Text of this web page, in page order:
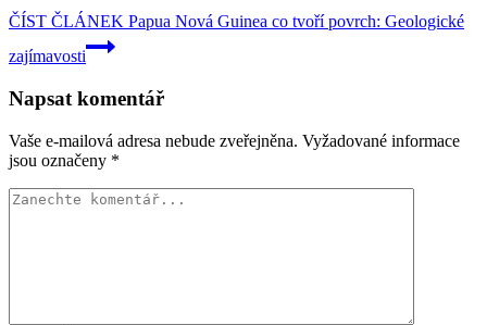
ČÍST ČLÁNEK Papua Nová Guinea co tvoří povrch: Geologické
zajímavosti
Napsat komentář
Vaše e-mailová adresa nebude zveřejněna. Vyžadované informace
jsou označeny *